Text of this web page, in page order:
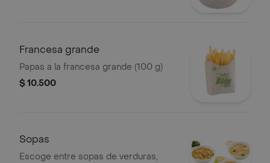
Francesa grande
Papas a la francesa grande (100 g)
$ 10.500
Sopas
Escoge entre sopas de verduras,